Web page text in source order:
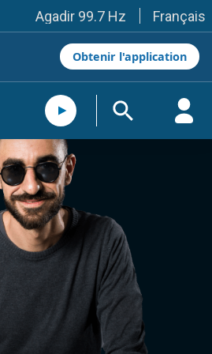
Agadir 99.7 Hz
Tanger 103.3 Hz
Tétouan 87.8 Hz
Fès 98.8 Hz
Meknès 97.2 Hz
El Jadida 97.3
Settat 104,6
Essaouira 96.6
Safi 92.3
Taza 103.0
Taounate 95.6
Tiznit 103.1
SkhourRhamna 92.2
Taroudant 104.9
Guelmim 91.9
Tan-Tan 95.2
Tafraout 104.9
Casablanca 92.5 Hz
Rabat, Salé 106.9 Hz
Marrakech 90.5 Hz
Français
Obtenir l'application